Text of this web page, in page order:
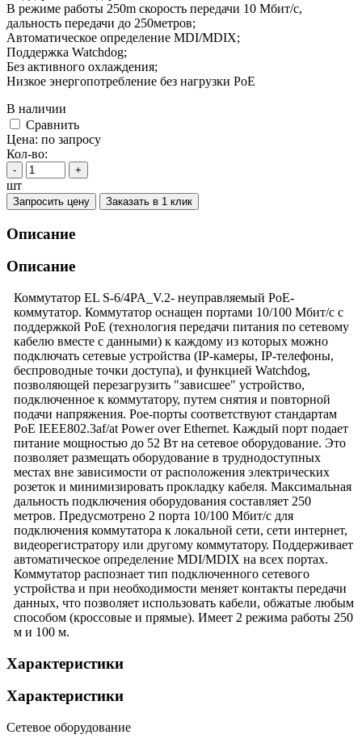
В режиме работы 250m скорость передачи 10 Мбит/с,
дальность передачи до 250метров;
Автоматическое определение MDI/MDIX;
Поддержка Watchdog;
Без активного охлаждения;
Низкое энергопотребление без нагрузки PoE
В наличии
Cравнить
Цена: по запросу
Кол-во:
- +
шт
Запросить цену Заказать в 1 клик
Описание
Описание
Коммутатор EL S-6/4PA_V.2- неуправляемый PoE-
коммутатор. Коммутатор оснащен портами 10/100 Мбит/с с
поддержкой PoE (технология передачи питания по сетевому
кабелю вместе с данными) к каждому из которых можно
подключать сетевые устройства (IP-камеры, IP-телефоны,
беспроводные точки доступа), и функцией Watchdog,
позволяющей перезагрузить "зависшее" устройство,
подключенное к коммутатору, путем снятия и повторной
подачи напряжения. Poe-порты соответствуют стандартам
PoE IEEE802.3af/at Power over Ethernet. Каждый порт подает
питание мощностью до 52 Вт на сетевое оборудование. Это
позволяет размещать оборудование в труднодоступных
местах вне зависимости от расположения электрических
розеток и минимизировать прокладку кабеля. Максимальная
дальность подключения оборудования составляет 250
метров. Предусмотрено 2 порта 10/100 Мбит/с для
подключения коммутатора к локальной сети, сети интернет,
видеорегистратору или другому коммутатору. Поддерживает
автоматическое определение MDI/MDIX на всех портах.
Коммутатор распознает тип подключенного сетевого
устройства и при необходимости меняет контакты передачи
данных, что позволяет использовать кабели, обжатые любым
способом (кроссовые и прямые). Имеет 2 режима работы 250
м и 100 м.
Характеристики
Характеристики
Сетевое оборудование